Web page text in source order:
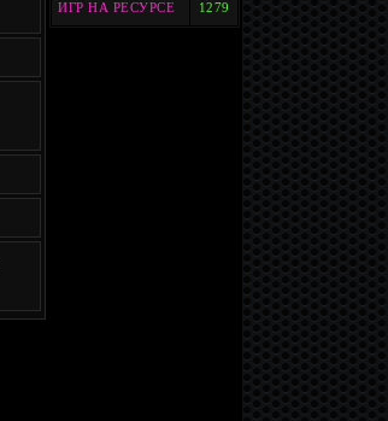
ИГР НА РЕСУРСЕ 1279